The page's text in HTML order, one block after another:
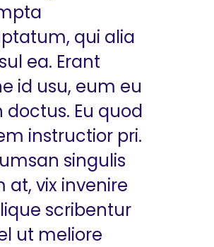
qui alia
ea. Erant
id usu, eum eu
doctus. Eu quod
instructior pri.
singulis
at, vix invenire
scribentur
ut meliore